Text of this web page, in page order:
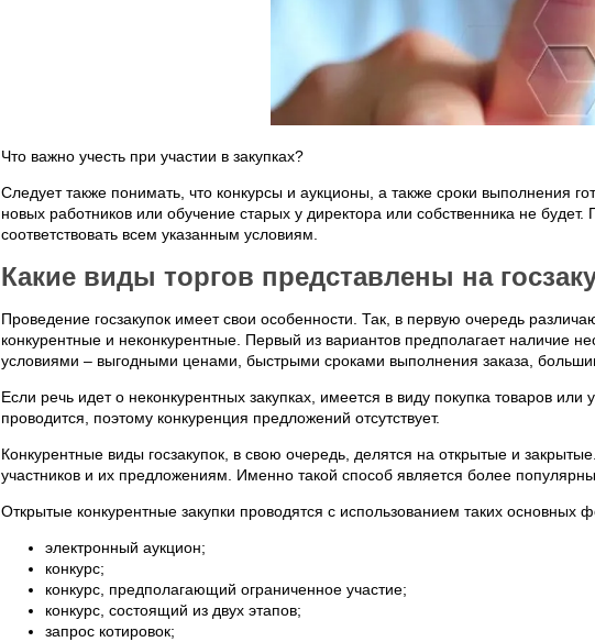
Что важно учесть при участии в закупках?
Следует также понимать, что конкурсы и аукционы, а также сроки
новых работников или обучение старых у директора или собственника не
соответствовать всем указанным условиям.
Какие виды торгов представлены на
Проведение госзакупок имеет свои особенности. Так, в первую очередь
конкурентные и неконкурентные. Первый из вариантов предполагает наличие
условиями – выгодными ценами, быстрыми сроками выполнения заказа,
Если речь идет о неконкурентных закупках, имеется в виду покупка товаров
проводится, поэтому конкуренция предложений отсутствует.
Конкурентные виды госзакупок, в свою очередь, делятся на открытые и
участников и их предложениям. Именно такой способ является более
Открытые конкурентные закупки проводятся с использованием таких основных
электронный аукцион;
конкурс;
конкурс, предполагающий ограниченное участие;
конкурс, состоящий из двух этапов;
запрос котировок;